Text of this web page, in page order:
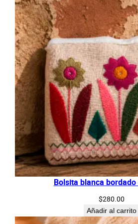
Bolsita blanca
$280.00
Añadir al carrito